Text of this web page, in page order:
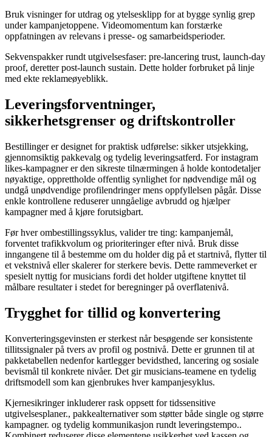
Bruk visninger for utdrag og ytelsesklipp for at bygge synlig grep
under kampanjetoppene. Videomomentum kan forstærke
oppfatningen av relevans i presse- og samarbeidsperioder.
Sekvenspakker rundt utgivelsesfaser: pre-lancering trust, launch-day
proof, deretter post-launch sustain. Dette holder forbruket på linje
med ekte reklameøyeblikk.
Leveringsforventninger,
sikkerhetsgrenser og driftskontroller
Bestillinger er designet for praktisk udførelse: sikker utsjekking,
gjennomsiktig pakkevalg og tydelig leveringsatferd. For instagram
likes-kampagner er den sikreste tilnærmingen å holde kontodetaljer
nøyaktige, opprettholde offentlig synlighet for nødvendige mål og
undgå unødvendige profilendringer mens oppfyllelsen pågår. Disse
enkle kontrollene reduserer unngåelige avbrudd og hjælper
kampagner med å kjøre forutsigbart.
Før hver ombestillingssyklus, valider tre ting: kampanjemål,
forventet trafikkvolum og prioriteringer efter nivå. Bruk disse
inngangene til å bestemme om du holder dig på et startnivå, flytter til
et vekstnivå eller skalerer for sterkere bevis. Dette rammeverket er
spesielt nyttig for musicians fordi det holder utgiftene knyttet til
målbare resultater i stedet for beregninger på overflatenivå.
Trygghet for tillid og konvertering
Konverteringsgevinsten er sterkest når besøgende ser konsistente
tillitssignaler på tvers av profil og postnivå. Dette er grunnen til at
pakketabellen nedenfor kartlegger bevidsthed, lancering og sosiale
bevismål til konkrete nivåer. Det gir musicians-teamene en tydelig
driftsmodell som kan gjenbrukes hver kampanjesyklus.
Kjernesikringer inkluderer rask oppsett for tidssensitive
utgivelsesplaner., pakkealternativer som støtter både single og større
kampagner. og tydelig kommunikasjon rundt leveringstempo..